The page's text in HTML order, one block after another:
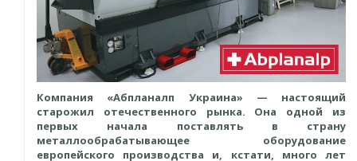
Компания «Абпланалп Украина» — настоящий
старожил отечественного рынка. Она одной из
первых начала поставлять в страну
металлообрабатывающее оборудование
европейского производства и, кстати, много лет